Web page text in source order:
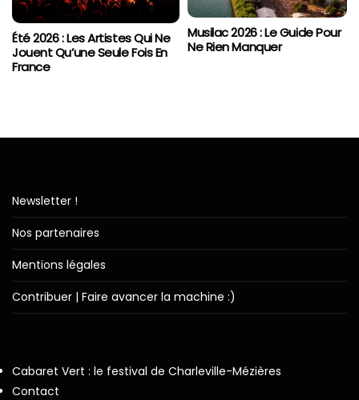
Été 2026 : Les Artistes Qui Ne
Jouent Qu’une Seule Fois En
France
Musilac 2026 : Le Guide Pour
Ne Rien Manquer
Newsletter !
Nos partenaires
Mentions légales
Contribuer | Faire avancer la machine :)
Cabaret Vert : le festival de Charleville-Mézières
Contact